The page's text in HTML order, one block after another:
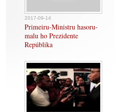
2017-09-14
Primeiru-Ministru hasoru-
malu ho Prezidente
Repúblika